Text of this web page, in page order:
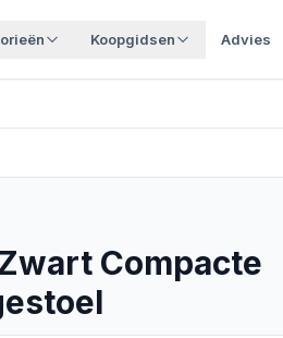
Koopgidsen Advies
Compacte